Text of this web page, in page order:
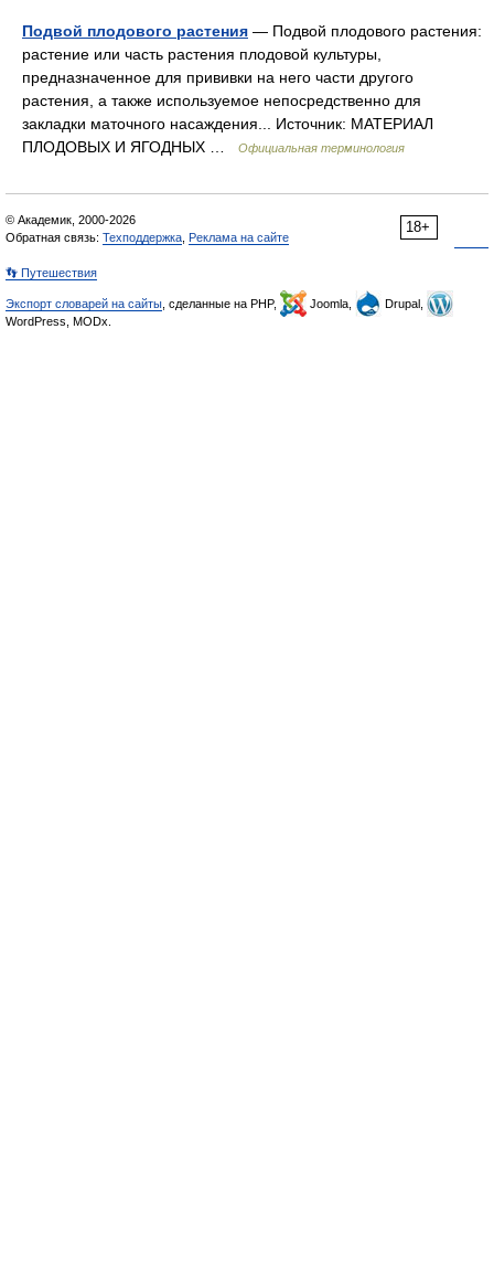
Подвой плодового растения — Подвой плодового растения:
растение или часть растения плодовой культуры,
предназначенное для прививки на него части другого
растения, а также используемое непосредственно для
закладки маточного насаждения... Источник: МАТЕРИАЛ
ПЛОДОВЫХ И ЯГОДНЫХ …
Официальная терминология
18+
© Академик, 2000-2026
Обратная связь: Техподдержка Реклама на сайте
👣 Путешествия
Экспорт словарей на сайты , сделанные на PHP, Joomla,
Drupal,
WordPress, MODx.